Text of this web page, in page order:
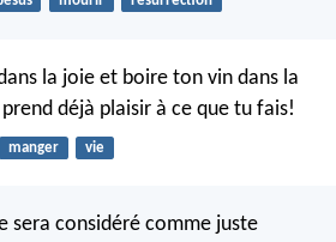
la joie et boire ton vin dans la
déjà plaisir à ce que tu fais!
manger vie
sera considéré comme juste